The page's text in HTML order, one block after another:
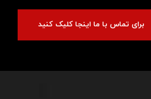
برای تماس با ما اینجا کلیک کنید